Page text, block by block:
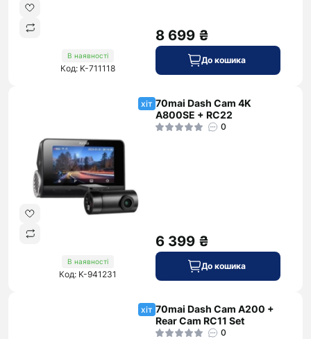
В наявності
Код: K-711118
8 699 ₴
До кошика
хіт
В наявності
Код: K-941231
70mai Dash Cam 4K
A800SE + RC22
0
6 399 ₴
До кошика
хіт 70mai Dash Cam A200 +
Rear Cam RC11 Set
0